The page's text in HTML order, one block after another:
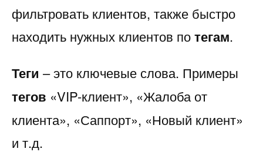
фильтровать клиентов, также быстро
находить нужных клиентов потегам.
Теги – это ключевые слова. Примеры
тегов «VIP-клиент», «Жалоба от
клиента», «Саппорт», «Новый клиент»
и т.д.